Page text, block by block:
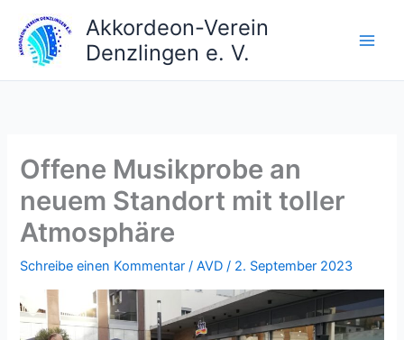
Inhalt
springen
Akkordeon-Verein
Denzlingen e. V.
Offene Musikprobe an
neuem Standort mit toller
Atmosphäre
Schreibe einen Kommentar /AVD / 2. September 2023